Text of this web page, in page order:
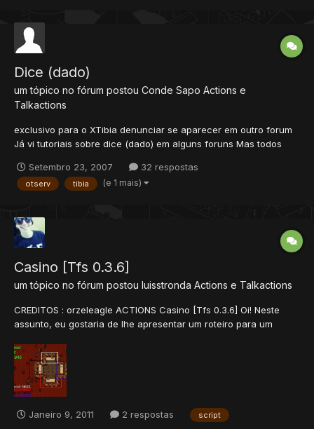
Dice (dado)
um tópico no fórum postou Conde Sapo Actions e
Talkactions
exclusivo para o XTibia denunciar se aparecer em outro forum
Já vi tutoriais sobre dice (dado) em alguns foruns Mas todos
script verificar estas linhas no arquivo data\actions\actions.xml
<action itemid="5792" script="d...
Setembro 23, 2007 32 respostas
otserv tibia (e 1 mais)
Casino [Tfs 0.3.6]
um tópico no fórum postou luisstronda Actions e Talkactions
CREDITOS : orzeleagle ACTIONS Casino [Tfs 0.3.6] Oi! Neste
assunto, eu gostaria de lhe apresentar um roteiro para um
barraquinha. Por quê? É simples: * Script é universal, você pode
usá-la facilmente para qualquer número de Levante...
Janeiro 9, 2011 2 respostas script